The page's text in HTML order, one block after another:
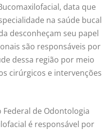
data que
na saúde bucal
desconheçam seu papel
são responsáveis por
dessa região por meio
cirúrgicos e intervenções
Federal de Odontologia
é responsável por